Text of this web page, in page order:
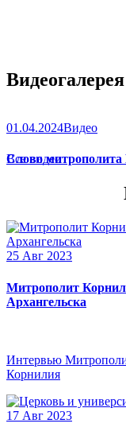
Видеогалерея
01.04.2024Видео
Слово митрополита
Все видео
25 Авг 2023
Митрополит
Архангельска
Интервью
Корнилия
17 Авг 2023